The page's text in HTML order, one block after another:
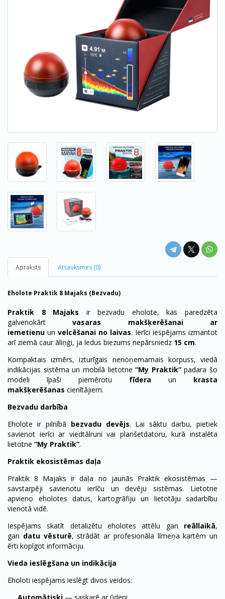
Apraksts Atsauksmes (0)
Eholote Praktik 8 Majaks (Bezvadu)
Praktik 8 Majaks ir bezvadu eholote, kas paredzēta
galvenokārtvasaras makšķerēšanai ar
iemetienu un velcēšanai no laivas. Ierīci iespējams izmantot
arī ziemā caur āliņģi, ja ledus biezums nepārsniedz 15 cm.
Kompaktais izmērs, izturīgais nenoņemamais korpuss, viedā
indikācijas sistēma un mobilā lietotne“My Praktik”padara šo
modeli īpaši piemērotu fīdera un krasta
makšķerēšanas cienītājiem.
Bezvadu darbība
Eholote ir pilnībā bezvadu devējs. Lai sāktu darbu, pietiek
savienot ierīci ar viedtālruni vai planšetdatoru, kurā instalēta
lietotne “My Praktik”.
Praktik ekosistēmas daļa
Praktik 8 Majaks ir daļa no jaunās Praktik ekosistēmas —
savstarpēji savienotu ierīču un devēju sistēmas. Lietotne
apvieno eholotes datus, kartogrāfiju un lietotāju sadarbību
vienotā vidē.
Iespējams skatīt detalizētu eholotes attēlu gan reāllaikā,
gan datu vēsturē, strādāt ar profesionāla līmeņa kartēm un
ērti kopīgot informāciju.
Vieda ieslēgšana un indikācija
Eholoti iespējams ieslēgt divos veidos: